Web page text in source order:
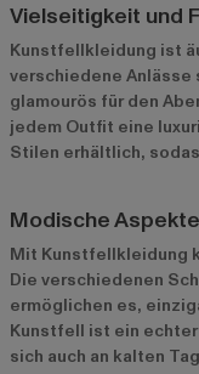
Vielseitigkeit und
Kunstfellkleidung ist
verschiedene
glamourös für den
jedem Outfit eine
Stilen erhältlich,
Modische Aspekte
Mit Kunstfellkleidung
Die verschiedenen
ermöglichen es,
Kunstfell ist ein
sich auch an kalten